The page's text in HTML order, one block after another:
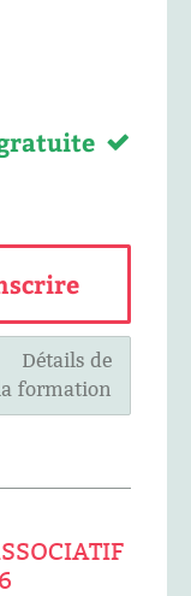
Détails de
formation